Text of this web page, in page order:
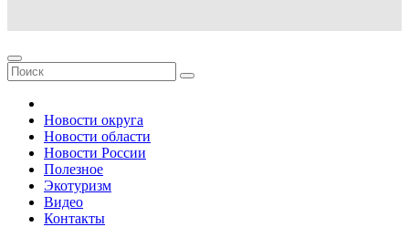
Новости округа
Новости области
Новости России
Полезное
Экотуризм
Видео
Контакты